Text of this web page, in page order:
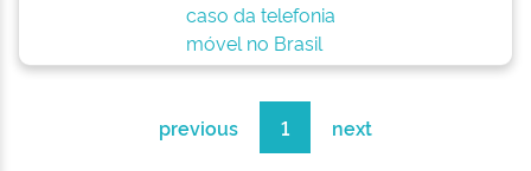
caso da telefonia
móvel no Brasil
previous 1 next